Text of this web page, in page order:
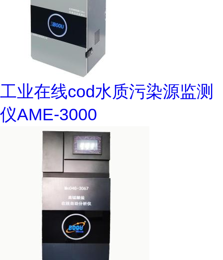
工业在线cod水质污染源监测
仪AME-3000